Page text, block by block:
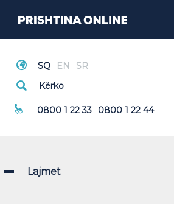
Thirrje Emergjente
0800 1 22 33 0800 1 22 44
Lajmet